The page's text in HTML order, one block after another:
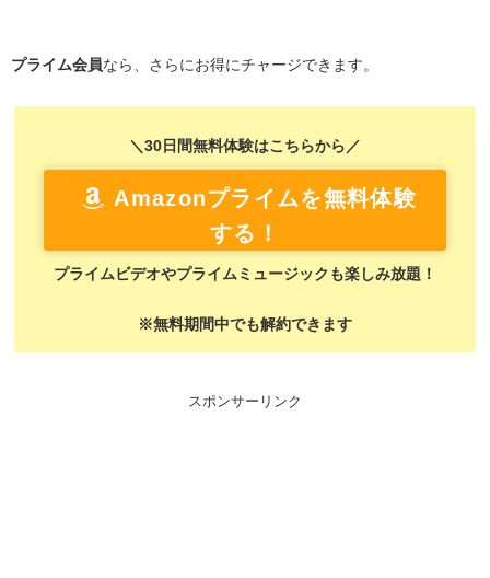
プライム会員なら、さらにお得にチャージできます。
＼30日間無料体験はこちらから／
Amazonプライムを無料体験
する！
プライムビデオやプライムミュージックも楽しみ放題！
※無料期間中でも解約できます
スポンサーリンク